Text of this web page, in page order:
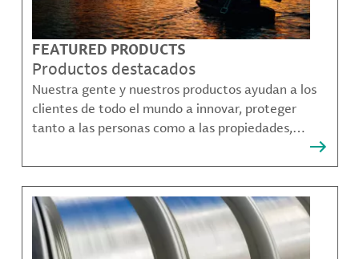
FEATURED PRODUCTS
Productos destacados
Nuestra gente y nuestros productos ayudan a los
clientes de todo el mundo a innovar, proteger
tanto a las personas como a las propiedades,
sostenibles de moverse, comunicarse y prosperar.